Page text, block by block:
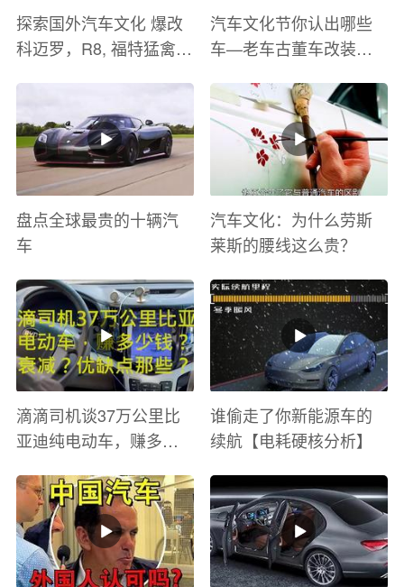
探索国外汽车文化 爆改
科迈罗，R8, 福特猛禽
汽车文化节你认出哪些
车—老车古董车改装车
盘点全球最贵的十辆汽
车
汽车文化：为什么劳斯
莱斯的腰线这么贵？
滴滴司机谈37万公里比
亚迪纯电动车，赚多少
有哪些？
谁偷走了你新能源车的
续航【电耗硬核分析】